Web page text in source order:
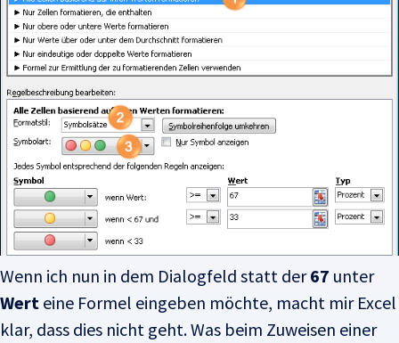
Wenn ich nun in dem Dialogfeld statt der67 unter
Wert eine Formel eingeben möchte, macht mir Excel
klar, dass dies nicht geht. Was beim Zuweisen einer